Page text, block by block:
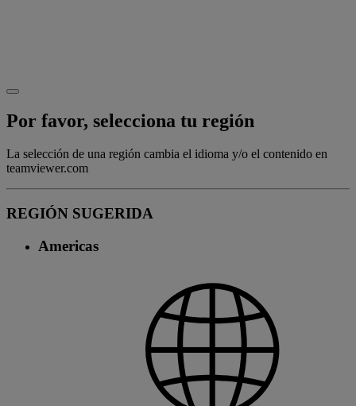
Por favor, selecciona tu región
La selección de una región cambia el idioma y/o el contenido en
teamviewer.com
REGIÓN SUGERIDA
Americas